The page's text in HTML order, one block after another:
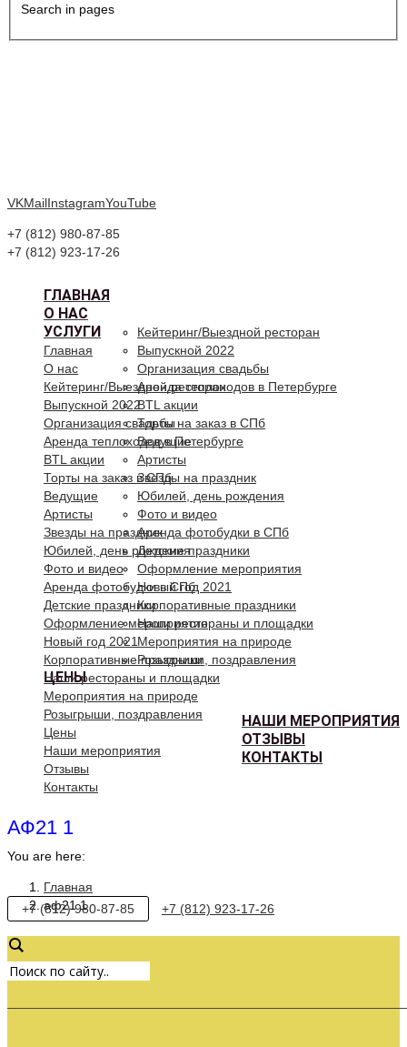
Search in pages
VKMailInstagramYouTube
+7 (812) 980-87-85
+7 (812) 923-17-26
ГЛАВНАЯ
О НАС
УСЛУГИ
Кейтеринг/Выездной ресторан
Выпускной 2022
Организация свадьбы
Аренда теплоходов в Петербурге
BTL акции
Торты на заказ в СПб
Ведущие
Артисты
Звезды на праздник
Юбилей, день рождения
Фото и видео
Аренда фотобудки в СПб
Детские праздники
Оформление мероприятия
Новый год 2021
Корпоративные праздники
Наши рестораны и площадки
Мероприятия на природе
Розыгрыши, поздравления
ЦЕНЫ
НАШИ МЕРОПРИЯТИЯ
ОТЗЫВЫ
КОНТАКТЫ
Главная
О нас
Кейтеринг/Выездной ресторан
Выпускной 2022
Организация свадьбы
Аренда теплоходов в Петербурге
BTL акции
Торты на заказ в СПб
Ведущие
Артисты
Звезды на праздник
Юбилей, день рождения
Фото и видео
Аренда фотобудки в СПб
Детские праздники
Оформление мероприятия
Новый год 2021
Корпоративные праздники
Наши рестораны и площадки
Мероприятия на природе
Розыгрыши, поздравления
Цены
Наши мероприятия
Отзывы
Контакты
АФ21 1
You are here:
Главная
аф21 1
+7 (812) 980-87-85 +7 (812) 923-17-26